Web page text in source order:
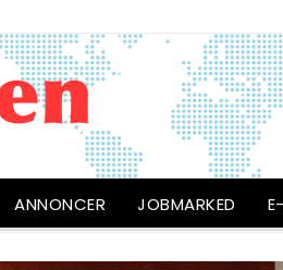
ANNONCER JOBMARKED